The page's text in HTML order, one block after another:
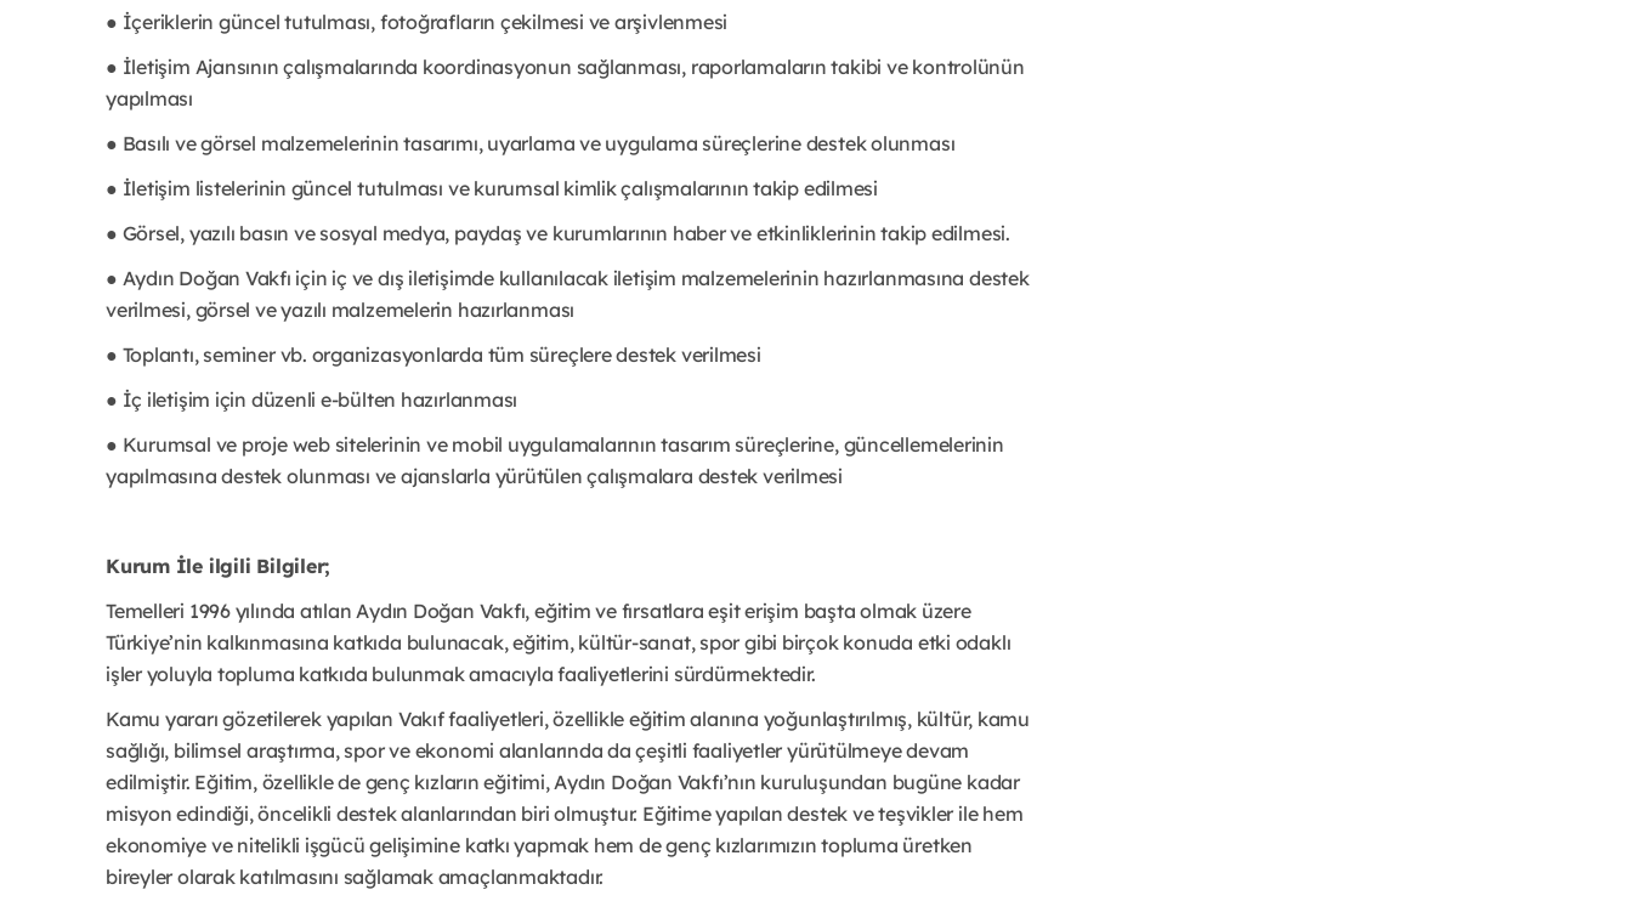
● İçeriklerin güncel tutulması, fotoğrafların çekilmesi ve arşivlenmesi
● İletişim Ajansının çalışmalarında koordinasyonun sağlanması, raporlamaların takibi ve kontrolünün
yapılması
● Basılı ve görsel malzemelerinin tasarımı, uyarlama ve uygulama süreçlerine destek olunması
● İletişim listelerinin güncel tutulması ve kurumsal kimlik çalışmalarının takip edilmesi
● Görsel, yazılı basın ve sosyal medya, paydaş ve kurumlarının haber ve etkinliklerinin takip edilmesi.
● Aydın Doğan Vakfı için iç ve dış iletişimde kullanılacak iletişim malzemelerinin hazırlanmasına destek
verilmesi, görsel ve yazılı malzemelerin hazırlanması
● Toplantı, seminer vb. organizasyonlarda tüm süreçlere destek verilmesi
● İç iletişim için düzenli e-bülten hazırlanması
● Kurumsal ve proje web sitelerinin ve mobil uygulamalarının tasarım süreçlerine, güncellemelerinin
yapılmasına destek olunması ve ajanslarla yürütülen çalışmalara destek verilmesi
Kurum İle ilgili Bilgiler;
Temelleri 1996 yılında atılan Aydın Doğan Vakfı, eğitim ve fırsatlara eşit erişim başta olmak üzere
Türkiye’nin kalkınmasına katkıda bulunacak, eğitim, kültür-sanat, spor gibi birçok konuda etki odaklı
işler yoluyla topluma katkıda bulunmak amacıyla faaliyetlerini sürdürmektedir.
Kamu yararı gözetilerek yapılan Vakıf faaliyetleri, özellikle eğitim alanına yoğunlaştırılmış, kültür, kamu
sağlığı, bilimsel araştırma, spor ve ekonomi alanlarında da çeşitli faaliyetler yürütülmeye devam
edilmiştir. Eğitim, özellikle de genç kızların eğitimi, Aydın Doğan Vakfı’nın kuruluşundan bugüne kadar
misyon edindiği, öncelikli destek alanlarından biri olmuştur. Eğitime yapılan destek ve teşvikler ile hem
ekonomiye ve nitelikli işgücü gelişimine katkı yapmak hem de genç kızlarımızın topluma üretken
bireyler olarak katılmasını sağlamak amaçlanmaktadır.